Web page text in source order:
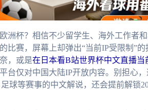
洲杯？相信不少留学生、海外工作者
比赛，屏幕上却弹出“当前IP受限制”
，或是在日本看B站世界杯中文直播当
台仅对中国大陆IP开放内容。别担心
球等赛事的中文解说，还会提前解锁